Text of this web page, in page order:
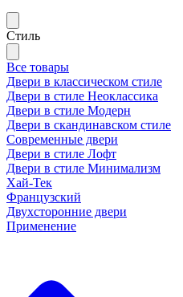
Стиль
Все товары
Двери в классическом стиле
Двери в стиле Неоклассика
Двери в стиле Модерн
Двери в скандинавском стиле
Современные двери
Двери в стиле Лофт
Двери в стиле Минимализм
Хай-Тек
Французский
Двухсторонние двери
Применение